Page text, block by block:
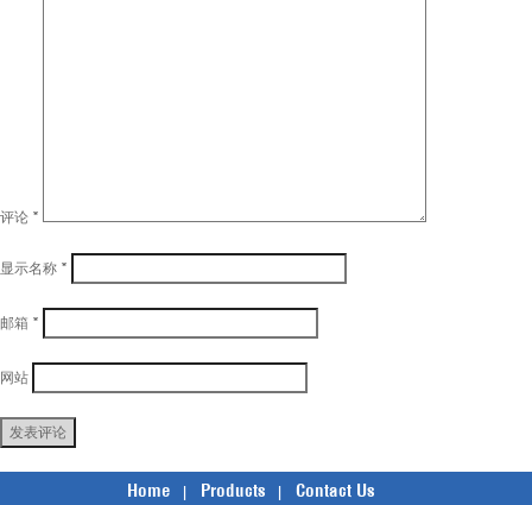
评论 *
显示名称 *
邮箱 *
网站
Home Products Contact Us